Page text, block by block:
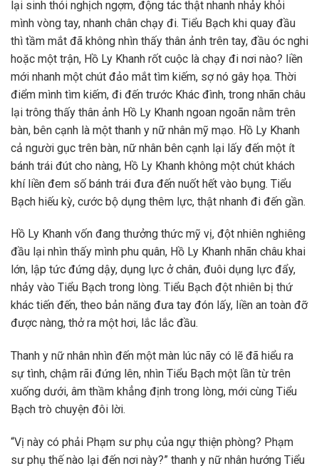
lại sinh thói nghịch ngợm, động tác thật nhanh nhảy khỏi
mình vòng tay, nhanh chân chạy đi. Tiểu Bạch khi quay đầu
thì tầm mắt đã không nhìn thấy thân ảnh trên tay, đầu óc nghi
hoặc một trận, Hồ Ly Khanh rốt cuộc là chạy đi nơi nào? liền
mới nhanh một chút đảo mắt tìm kiếm, sợ nó gây họa. Thời
điểm mình tìm kiếm, đi đến trước Khác đình, trong nhãn châu
lại trông thấy thân ảnh Hồ Ly Khanh ngoan ngoãn nằm trên
bàn, bên cạnh là một thanh y nữ nhân mỹ mạo. Hồ Ly Khanh
cả người gục trên bàn, nữ nhân bên cạnh lại lấy đến một ít
bánh trái đút cho nàng, Hồ Ly Khanh không một chút khách
khí liền đem số bánh trái đưa đến nuốt hết vào bụng. Tiểu
Bạch hiếu kỳ, cước bộ dụng thêm lực, thật nhanh đi đến gần.
Hồ Ly Khanh vốn đang thưởng thức mỹ vị, đột nhiên nghiêng
đầu lại nhìn thấy mình phu quân, Hồ Ly Khanh nhãn châu khai
lớn, lập tức đứng dậy, dụng lực ở chân, đuôi dụng lực đẩy,
nhảy vào Tiểu Bạch trong lòng. Tiểu Bạch đột nhiên bị thứ
khác tiến đến, theo bản năng đưa tay đón lấy, liền an toàn đỡ
được nàng, thở ra một hơi, lắc lắc đầu.
Thanh y nữ nhân nhìn đến một màn lúc nãy có lẽ đã hiểu ra
sự tình, chậm rãi đứng lên, nhìn Tiểu Bạch một lần từ trên
xuống dưới, âm thầm khẳng định trong lòng, mới cùng Tiểu
Bạch trò chuyện đôi lời.
“Vị này có phải Phạm sư phụ của ngự thiện phòng? Phạm
sư phụ thế nào lại đến nơi này?” thanh y nữ nhân hướng Tiểu